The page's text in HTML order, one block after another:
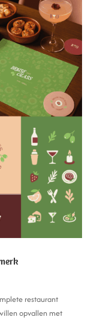
restaurant
opvallen met